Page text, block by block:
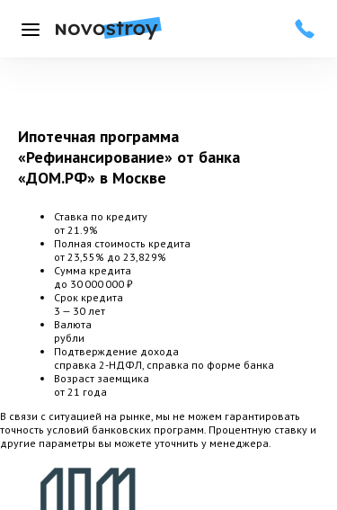
Меню
Ипотечная программа
«Рефинансирование» от банка
«ДОМ.РФ» в Москве
Ставка по кредиту
от 21.9%
Полная стоимость кредита
от 23,55% до 23,829%
Сумма кредита
до 30 000 000 ₽
Срок кредита
3 — 30 лет
Валюта
рубли
Подтверждение дохода
справка 2-НДФЛ, справка по форме банка
Возраст заемщика
от 21 года
В связи с ситуацией на рынке, мы не можем гарантировать
точность условий банковских программ. Процентную ставку и
другие параметры вы можете уточнить у менеджера.